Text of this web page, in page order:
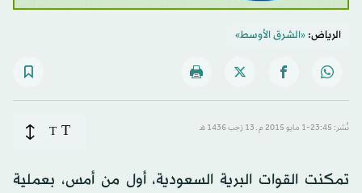
الرياض:«الشرق الأوسط»
نُشر: 23:45-1 مايو 2015 م ـ 13 رَجب 1436 هـ T
T
تمكنت القوات البرية السعودية، أول من أمس، بعملية